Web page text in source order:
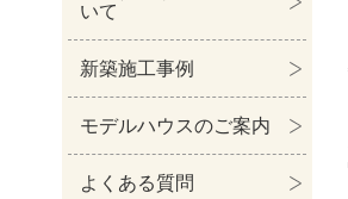
いて
新築施工事例
モデルハウスのご案内
よくある質問